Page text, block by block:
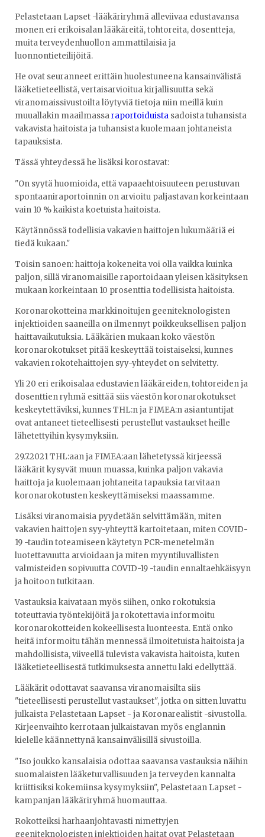
Pelastetaan Lapset -lääkäriryhmä alleviivaa edustavansa
monen eri erikoisalan lääkäreitä, tohtoreita, dosentteja,
muita terveydenhuollon ammattilaisia ja
luonnontieteilijöitä.
He ovat seuranneet erittäin huolestuneena kansainvälistä
lääketieteellistä, vertaisarvioitua kirjallisuutta sekä
viranomaissivustoilta löytyviä tietoja niin meillä kuin
muuallakin maailmassaraportoiduista sadoista tuhansista
vakavista haitoista ja tuhansista kuolemaan johtaneista
tapauksista.
Tässä yhteydessä he lisäksi korostavat:
"On syytä huomioida, että vapaaehtoisuuteen perustuvan
spontaaniraportoinnin on arvioitu paljastavan korkeintaan
vain 10 % kaikista koetuista haitoista.
Käytännössä todellisia vakavien haittojen lukumääriä ei
tiedä kukaan."
Toisin sanoen: haittoja kokeneita voi olla vaikka kuinka
paljon, sillä viranomaisille raportoidaan yleisen käsityksen
mukaan korkeintaan 10 prosenttia todellisista haitoista.
Koronarokotteina markkinoitujen geeniteknologisten
injektioiden saaneilla on ilmennyt poikkeuksellisen paljon
haittavaikutuksia. Lääkärien mukaan koko väestön
koronarokotukset pitää keskeyttää toistaiseksi, kunnes
vakavien rokotehaittojen syy-yhteydet on selvitetty.
Yli 20 eri erikoisalaa edustavien lääkäreiden, tohtoreiden ja
dosenttien ryhmä esittää siis väestön koronarokotukset
keskeytettäviksi, kunnes THL:n ja FIMEA:n asiantuntijat
ovat antaneet tieteellisesti perustellut vastaukset heille
lähetettyihin kysymyksiin.
29.7.2021 THL:aan ja FIMEA:aan lähetetyssä kirjeessä
lääkärit kysyvät muun muassa, kuinka paljon vakavia
haittoja ja kuolemaan johtaneita tapauksia tarvitaan
koronarokotusten keskeyttämiseksi maassamme.
Lisäksi viranomaisia pyydetään selvittämään, miten
vakavien haittojen syy-yhteyttä kartoitetaan, miten COVID-
19 -taudin toteamiseen käytetyn PCR-menetelmän
luotettavuutta arvioidaan ja miten myyntiluvallisten
valmisteiden sopivuutta COVID-19 -taudin ennaltaehkäisyyn
ja hoitoon tutkitaan.
Vastauksia kaivataan myös siihen, onko rokotuksia
toteuttavia työntekijöitä ja rokotettavia informoitu
koronarokotteiden kokeellisesta luonteesta. Entä onko
heitä informoitu tähän mennessä ilmoitetuista haitoista ja
mahdollisista, viiveellä tulevista vakavista haitoista, kuten
lääketieteellisestä tutkimuksesta annettu laki edellyttää.
Lääkärit odottavat saavansa viranomaisilta siis
"tieteellisesti perustellut vastaukset", jotka on sitten luvattu
julkaista Pelastetaan Lapset - ja Koronarealistit -sivustolla.
Kirjeenvaihto kerrotaan julkaistavan myös englannin
kielelle käännettynä kansainvälisillä sivustoilla.
"Iso joukko kansalaisia odottaa saavansa vastauksia näihin
suomalaisten lääketurvallisuuden ja terveyden kannalta
kriittisiksi kokemiinsa kysymyksiin", Pelastetaan Lapset -
kampanjan lääkäriryhmä huomauttaa.
Rokotteiksi harhaanjohtavasti nimettyjen
geeniteknologisten injektioiden haitat ovat Pelastetaan